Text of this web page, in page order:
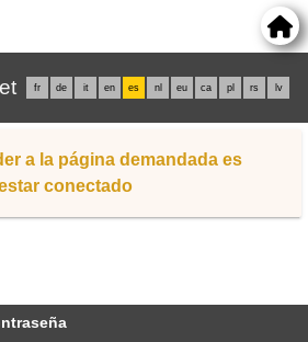
fr de it en es nl eu ca pl rs lv
a la página demandada es
conectado